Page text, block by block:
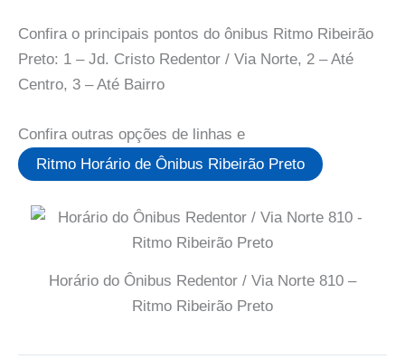
Confira o principais pontos do ônibus Ritmo Ribeirão
Preto: 1 – Jd. Cristo Redentor / Via Norte, 2 – Até
Centro, 3 – Até Bairro
Confira outras opções de linhas e
Ritmo Horário de Ônibus Ribeirão Preto
Horário do Ônibus Redentor / Via Norte 810 –
Ritmo Ribeirão Preto